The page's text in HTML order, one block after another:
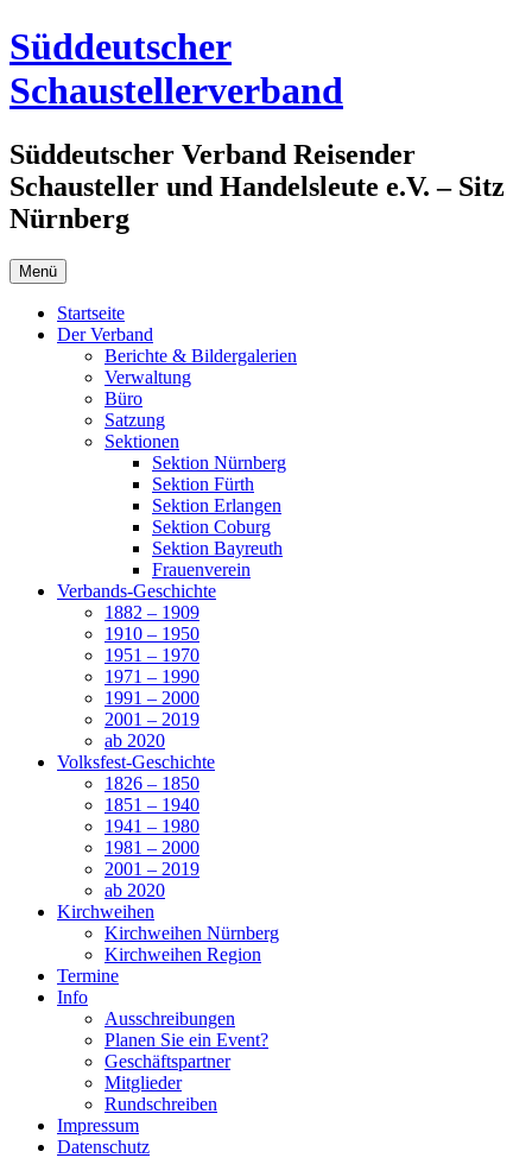
Zum
Inhalt
springen
Süddeutscher
Schaustellerverband
Süddeutscher Verband Reisender
Schausteller und Handelsleute e.V. – Sitz
Nürnberg
Menü
Startseite
Der Verband
Berichte & Bildergalerien
Verwaltung
Büro
Satzung
Sektionen
Sektion Nürnberg
Sektion Fürth
Sektion Erlangen
Sektion Coburg
Sektion Bayreuth
Frauenverein
Verbands-Geschichte
1882 – 1909
1910 – 1950
1951 – 1970
1971 – 1990
1991 – 2000
2001 – 2019
ab 2020
Volksfest-Geschichte
1826 – 1850
1851 – 1940
1941 – 1980
1981 – 2000
2001 – 2019
ab 2020
Kirchweihen
Kirchweihen Nürnberg
Kirchweihen Region
Termine
Info
Ausschreibungen
Planen Sie ein Event?
Geschäftspartner
Mitglieder
Rundschreiben
Impressum
Datenschutz